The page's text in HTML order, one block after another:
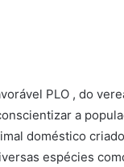
PLO , do
a
doméstico
espécies